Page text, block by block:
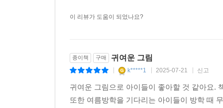
종이책 구매 귀여운 그림
| k*****1 | 2025-07-21 | 신고
귀여운 그림으로 아이들이 좋아할 것 같아요.